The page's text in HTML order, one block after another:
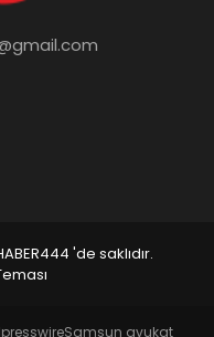
'de saklıdır.
Samsun avukat